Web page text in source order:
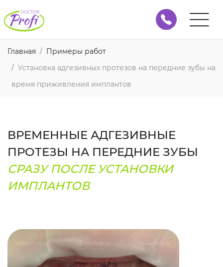
Главная
Примеры работ
Установка адгезивных протезов на передние зубы на
время приживления имплантов
ВРЕМЕННЫЕ АДГЕЗИВНЫЕ
ПРОТЕЗЫ НА ПЕРЕДНИЕ ЗУБЫ
СРАЗУ ПОСЛЕ УСТАНОВКИ
ИМПЛАНТОВ